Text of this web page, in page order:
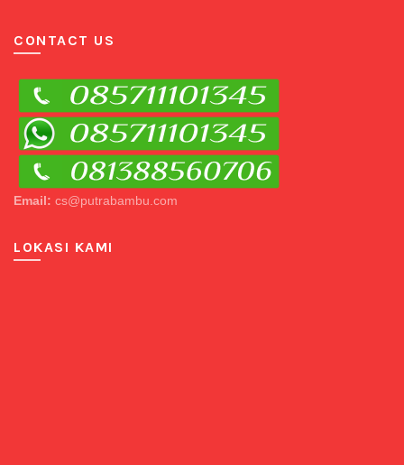
CONTACT US
Email: cs@putrabambu.com
LOKASI KAMI